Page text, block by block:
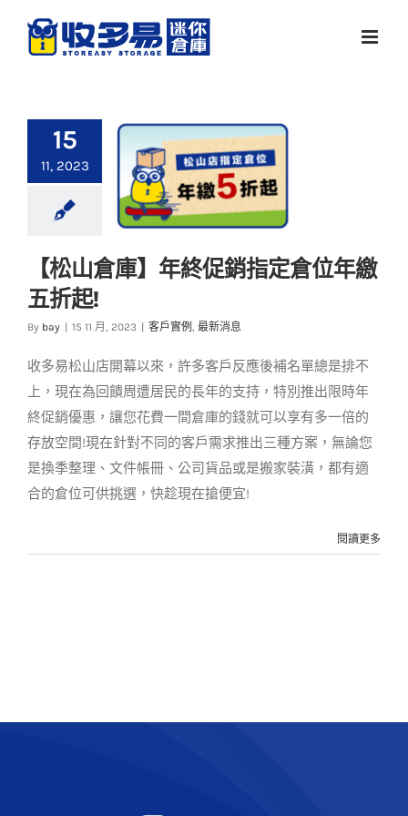
15
11, 2023
【松山倉庫】年終促
起!
【松山倉庫】年終促銷指定倉位年繳
五折起!
By bay 15 11 月, 2023 客戶實例 , 最新消息
收多易松山店開幕以來，許多客戶反應後補名單總是排不
上，現在為回饋周遭居民的長年的支持，特別推出限時年
終促銷優惠，讓您花費一間倉庫的錢就可以享有多一倍的
存放空間!現在針對不同的客戶需求推出三種方案，無論您
是換季整理、文件帳冊、公司貨品或是搬家裝潢，都有適
合的倉位可供挑選，快趁現在搶便宜!
閱讀更多